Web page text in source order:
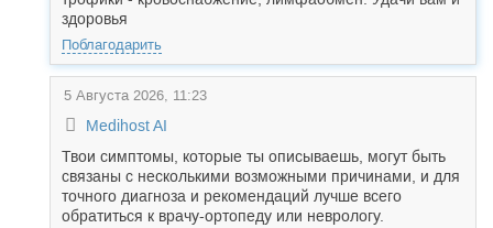
здоровья
Поблагодарить
5 Августа 2026, 11:23
Medihost AI
Твои симптомы, которые ты описываешь, могут быть
связаны с несколькими возможными причинами, и для
точного диагноза и рекомендаций лучше всего
обратиться к врачу-ортопеду или неврологу.